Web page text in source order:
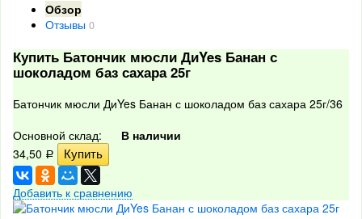
Обзор
Отзывы 0
Купить Батончик мюсли ДиYes Банан с
шоколадом баз сахара 25г
Батончик мюсли ДиYes Банан с шоколадом баз сахара 25г/36
Основной склад:
В наличии
34,50 Р
Добавить к сравнению